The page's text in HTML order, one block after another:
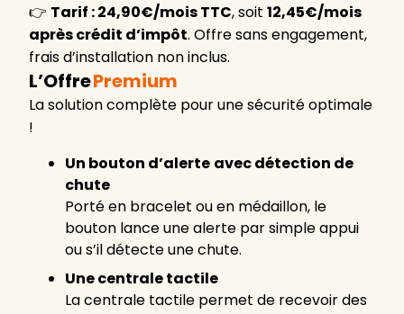
👉 Tarif : 24,90€/mois TTC, soit 12,45€/mois
après crédit d’impôt. Offre sans engagement,
frais d’installation non inclus.
L’OffrePremium
La solution complète pour une sécurité optimale
!
Un bouton d’alerte avec détection de
chute
Porté en bracelet ou en médaillon, le
bouton lance une alerte par simple appui
ou s’il détecte une chute.
Une centrale tactile
La centrale tactile permet de recevoir des